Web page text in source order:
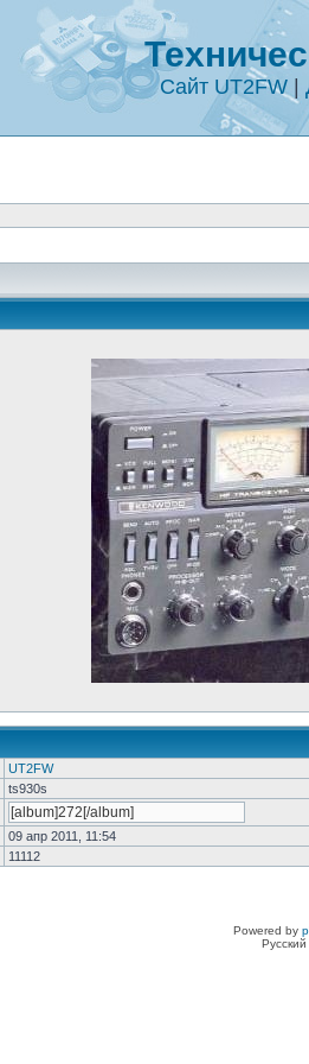
Сайт UT2FW|
UT2FW
ts930s
09 апр 2011, 11:54
11112
Powered by